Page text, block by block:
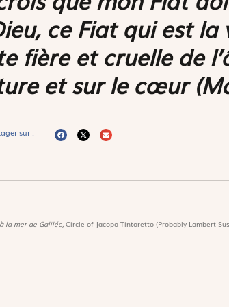
ceFiatqui est la
fière et cruelle de
et sur le cœur
sur :
la mer de Galilée, Circle of Jacopo Tintoretto (Probably Lambert